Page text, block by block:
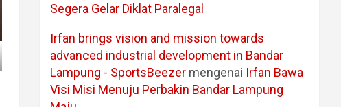
Segera Gelar Diklat Paralegal
Irfan brings vision and mission towards
advanced industrial development in Bandar
Lampung - SportsBeezer mengenai Irfan Bawa
Visi Misi Menuju Perbakin Bandar Lampung